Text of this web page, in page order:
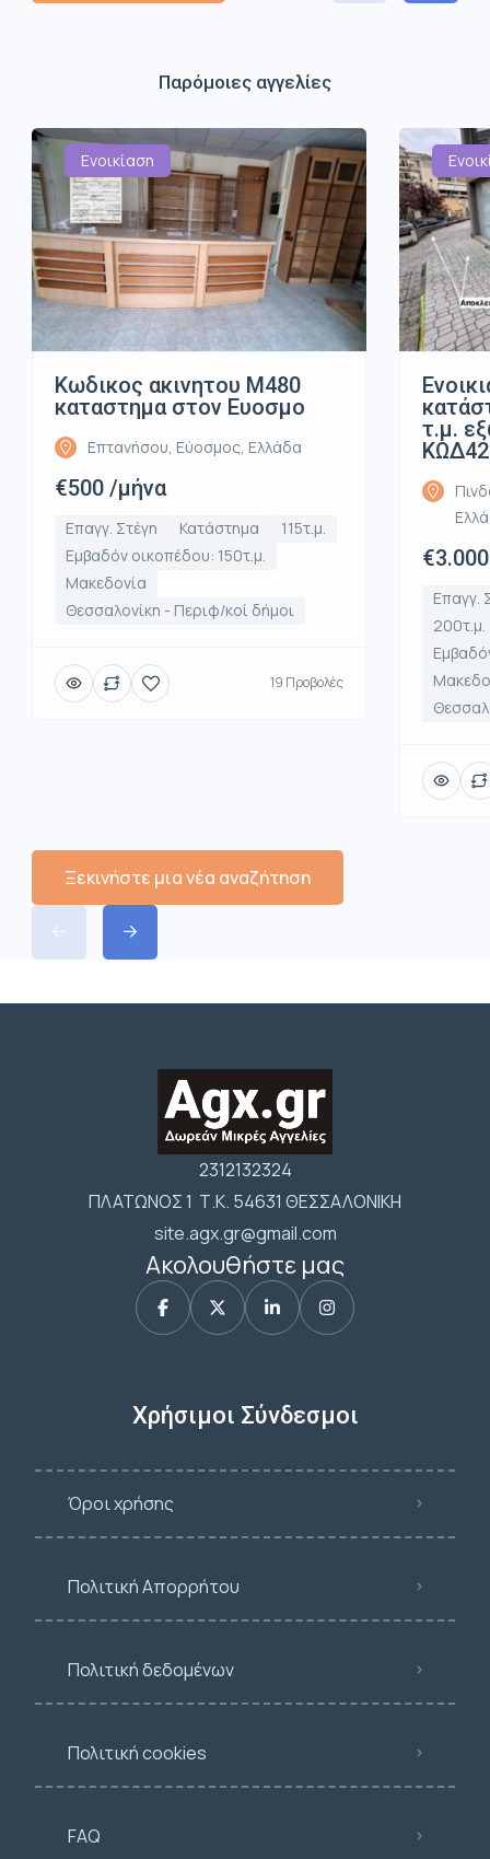
Παρόμοιες αγγελίες
Ενοικίαση
Κωδικος ακινητου Μ480
καταστημα στον Ευοσμο
Επτανήσου, Εύοσμος, Ελλάδα
€500 /μήνα
Επαγγ. Στέγη Κατάστημα
115τ.μ.
Εμβαδόν οικοπέδου: 150τ.μ.
Μακεδονία
Θεσσαλονίκη - Περιφ/κοί δήμοι
19 Προβολές
τ.μ.
Επαγγ.
200τ.μ.
Ξεκινήστε μια νέα αναζήτηση
2312132324
ΠΛΑΤΩΝΟΣ 1 Τ.Κ. 54631 ΘΕΣΣΑΛΟΝΙΚΗ
site.agx.gr@gmail.com
Ακολουθήστε μας
Χρήσιμοι Σύνδεσμοι
Όροι χρήσης
Πολιτική Απορρήτου
Πολιτική δεδομένων
Πολιτική cookies
FAQ